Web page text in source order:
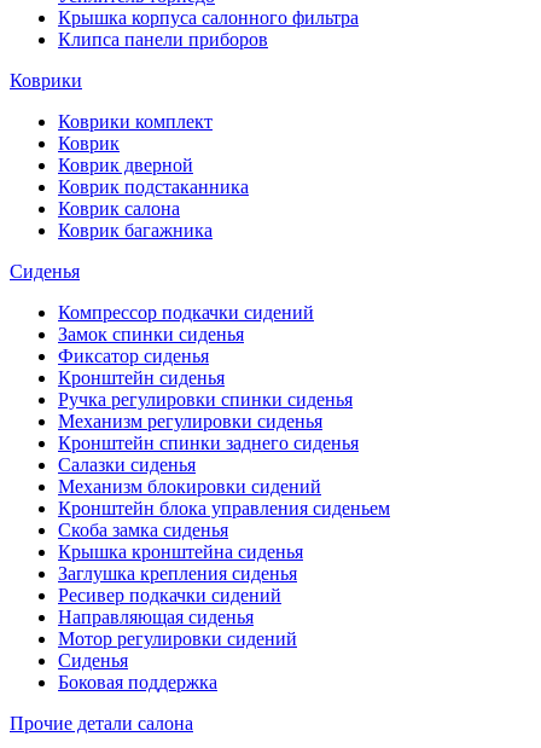
Крышка корпуса салонного фильтра
Клипса панели приборов
Коврики
Коврики комплект
Коврик
Коврик дверной
Коврик подстаканника
Коврик салона
Коврик багажника
Сиденья
Компрессор подкачки сидений
Замок спинки сиденья
Фиксатор сиденья
Кронштейн сиденья
Ручка регулировки спинки сиденья
Механизм регулировки сиденья
Кронштейн спинки заднего сиденья
Салазки сиденья
Механизм блокировки сидений
Кронштейн блока управления сиденьем
Скоба замка сиденья
Крышка кронштейна сиденья
Заглушка крепления сиденья
Ресивер подкачки сидений
Направляющая сиденья
Мотор регулировки сидений
Сиденья
Боковая поддержка
Прочие детали салона